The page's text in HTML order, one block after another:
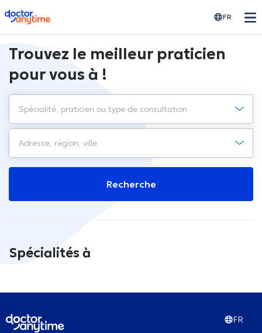
doctoranytime FR
Trouvez le meilleur praticien
pour vous à !
Recherche
Spécialités à
FR